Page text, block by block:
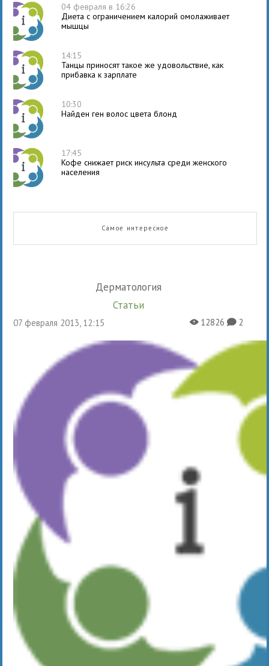
04 февраля в 16:26
Диета с ограничением калорий омолаживает
мышцы
14:15
Танцы приносят такое же удовольствие, как
прибавка к зарплате
10:30
Найден ген волос цвета блонд
17:45
Кофе снижает риск инсульта среди женского
населения
Самое интересное
Дерматология
Статьи
07 февраля 2013, 12:15 X12826K2